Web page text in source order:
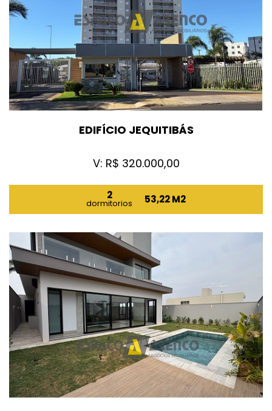
EDIFÍCIO JEQUITIBÁS
V: R$ 320.000,00
2
dormitorios 53,22 M2